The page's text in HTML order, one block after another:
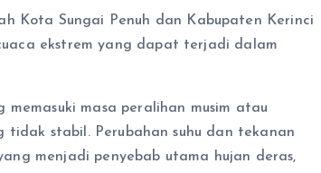
Kota Sungai Penuh dan Kabupaten Kerinci
ekstrem yang dapat terjadi dalam
masa peralihan musim atau
stabil. Perubahan suhu dan tekanan
menjadi penyebab utama hujan deras,